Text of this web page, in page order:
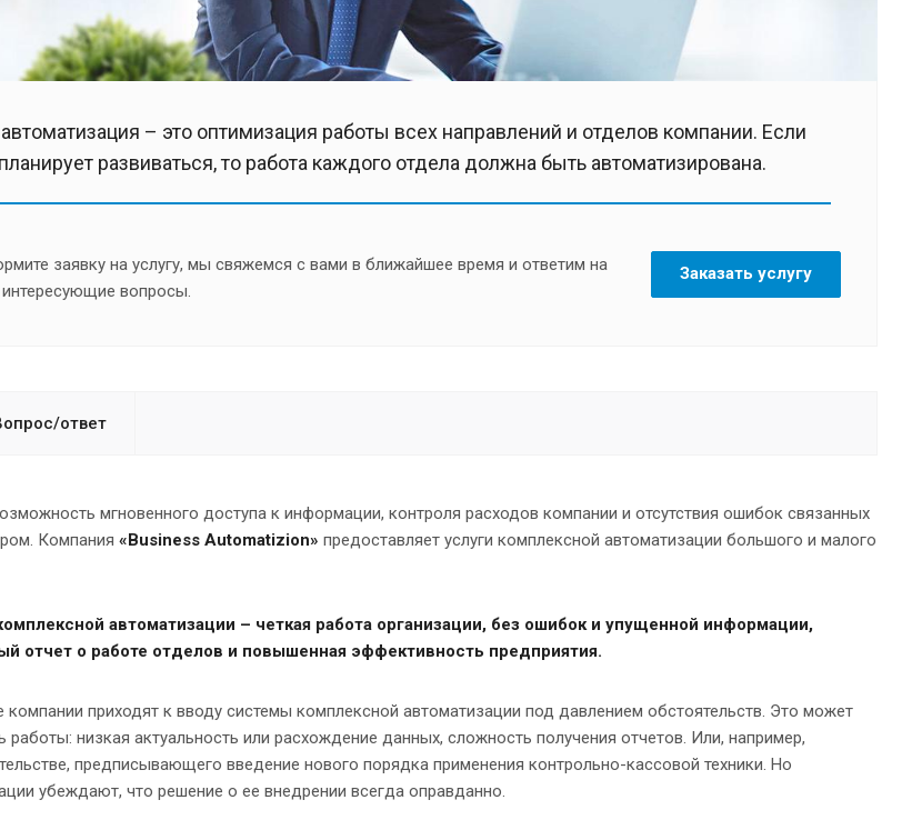
– это оптимизация работы всех направлений и отделов компании. Если
развиваться, то работа каждого отдела должна быть автоматизирована.
заявку на услугу, мы свяжемся с вами в ближайшее время и ответим на
интересующие вопросы.
Заказать услугу
ответ
мгновенного доступа к информации, контроля расходов компании и отсутствия ошибок связанных
Компания «Business Automatizion» предоставляет услуги комплексной автоматизации большого и малого
автоматизации – четкая работа организации, без ошибок и упущенной информации,
отчет о работе отделов и повышенная эффективность предприятия.
приходят к вводу системы комплексной автоматизации под давлением обстоятельств. Это может
низкая актуальность или расхождение данных, сложность получения отчетов. Или, например,
предписывающего введение нового порядка применения контрольно-кассовой техники. Но
убеждают, что решение о ее внедрении всегда оправданно.